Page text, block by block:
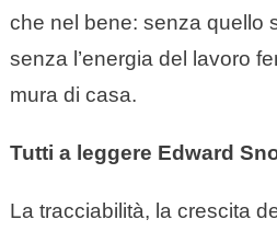
che nel bene: senza quello
senza l’energia del lavoro
mura di casa.
Tutti a leggere Edward
La tracciabilità, la crescita